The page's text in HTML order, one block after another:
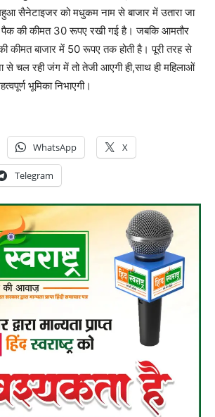
सैनेटाइजर को मधुकम नाम से बाजार में उतारा जा
पैक की कीमत 30 रूपए रखी गई है। जबकि आमतौर
कीमत बाजार में 50 रूपए तक होती है। पूरी तरह से
से चल रही जंग में तो तेजी आएगी ही,साथ ही महिलाओं
भूमिका निभाएगी।
WhatsApp X
Telegram